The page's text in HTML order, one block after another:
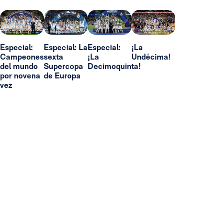
Especial:
Campeones
del mundo
por novena
vez
Especial: La
sexta
Supercopa
de Europa
Especial:
¡La
Decimoquinta!
¡La
Undécima!